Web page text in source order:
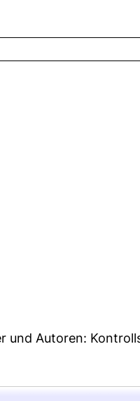
und Autoren: